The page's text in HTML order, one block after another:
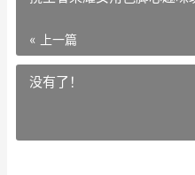
« 上一篇
没有了！